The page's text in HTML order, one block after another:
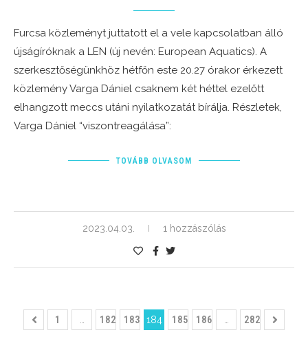
Furcsa közleményt juttatott el a vele kapcsolatban álló
újságíróknak a LEN (új nevén: European Aquatics). A
szerkesztőségünkhöz hétfőn este 20.27 órakor érkezett
közlemény Varga Dániel csaknem két héttel ezelőtt
elhangzott meccs utáni nyilatkozatát bírálja. Részletek,
Varga Dániel “viszontreagálása”:
TOVÁBB OLVASOM
2023.04.03. 1 hozzászólás
1 182 183 184 185 186 282